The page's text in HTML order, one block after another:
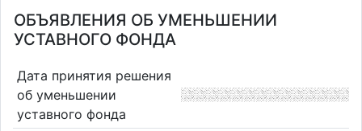
ОБЪЯВЛЕНИЯ ОБ УМЕНЬШЕНИИ
УСТАВНОГО ФОНДА
Дата принятия решения
об уменьшении
уставного фонда